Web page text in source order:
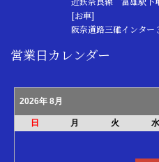
[お車]
阪奈道路三碓インター
営業日カレンダー
2026年 8月
日 月 火 水